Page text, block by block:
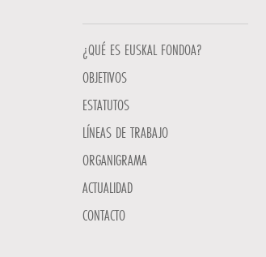
¿QUÉ ES EUSKAL FONDOA?
OBJETIVOS
ESTATUTOS
LÍNEAS DE TRABAJO
ORGANIGRAMA
ACTUALIDAD
CONTACTO